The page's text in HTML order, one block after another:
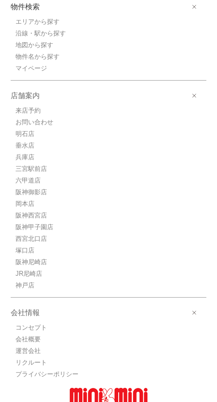
物件検索
エリアから探す
沿線・駅から探す
地図から探す
物件名から探す
マイページ
店舗案内
来店予約
お問い合わせ
明石店
垂水店
兵庫店
三宮駅前店
六甲道店
阪神御影店
岡本店
阪神西宮店
阪神甲子園店
西宮北口店
塚口店
阪神尼崎店
JR尼崎店
神戸店
会社情報
コンセプト
会社概要
運営会社
リクルート
プライバシーポリシー